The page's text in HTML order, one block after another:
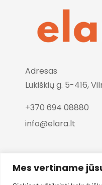
Mes vertiname
Adresas
Lukiškių g. 5-416,
+370 694 08880
info@elara.lt